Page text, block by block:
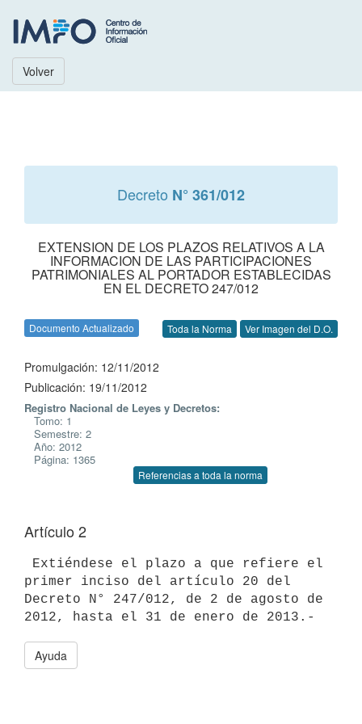
Volver
Decreto N° 361/012
EXTENSION DE LOS PLAZOS RELATIVOS A LA
INFORMACION DE LAS PARTICIPACIONES
PATRIMONIALES AL PORTADOR ESTABLECIDAS
EN EL DECRETO 247/012
Documento Actualizado Toda la Norma Ver Imagen del D.O.
Promulgación: 12/11/2012
Publicación: 19/11/2012
Registro Nacional de Leyes y Decretos:
Tomo: 1
Semestre: 2
Año: 2012
Página: 1365
Referencias a toda la norma
Artículo 2
primer inciso del artículo 20 del
Decreto N° 247/012, de 2 de agosto de
Ayuda